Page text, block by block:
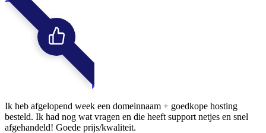
Ik heb afgelopend week een domeinnaam + goedkope hosting
besteld. Ik had nog wat vragen en die heeft support netjes en snel
afgehandeld! Goede prijs/kwaliteit.